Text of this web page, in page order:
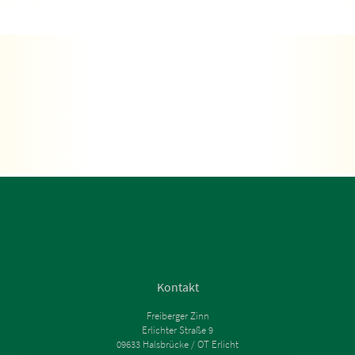
Kontakt
Freiberger Zinn
Erlichter Straße 9
09633 Halsbrücke / OT Erlicht